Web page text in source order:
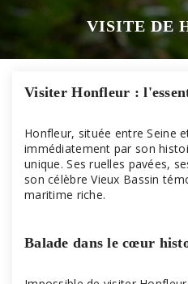
VISITE DE
Visiter Honfleur :
Honfleur, située entre Seine
immédiatement par son
unique. Ses ruelles pavées,
son célèbre Vieux Bassin
maritime riche.
Balade dans le cœur